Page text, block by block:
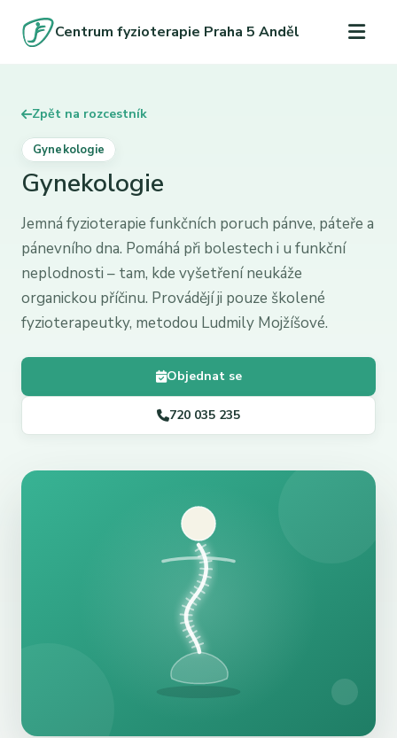
Centrum fyzioterapie Praha 5 Anděl
Zpět na rozcestník
Gynekologie
Gynekologie
Jemná fyzioterapie funkčních poruch pánve, páteře a
pánevního dna. Pomáhá při bolestech i u funkční
neplodnosti – tam, kde vyšetření neukáže
organickou příčinu. Provádějí ji pouze školené
fyzioterapeutky, metodou Ludmily Mojžíšové.
Objednat se
720 035 235